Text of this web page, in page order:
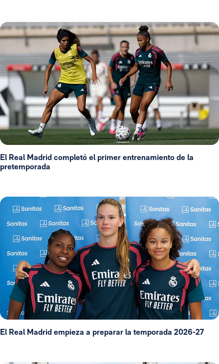
El Real Madrid completó el primer entrenamiento de la
pretemporada
El Real Madrid empieza a preparar la temporada 2026-27